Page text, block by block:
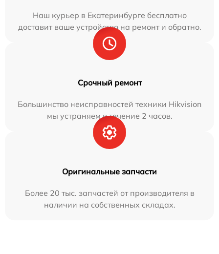
Наш курьер в Екатеринбурге бесплатно
доставит ваше устройство на ремонт и обратно.
Срочный ремонт
Большинство неисправностей техники Hikvision
мы устраняем в течение 2 часов.
Оригинальные запчасти
Более 20 тыс. запчастей от производителя в
наличии на собственных складах.